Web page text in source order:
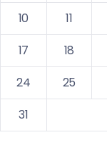
10
11
17
18
24
25
31